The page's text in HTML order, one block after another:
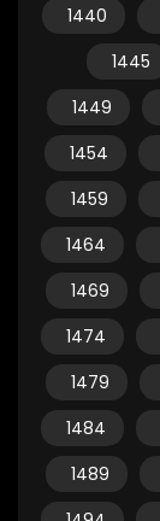
1440
1445
1449
1454
1459
1464
1469
1474
1479
1484
1489